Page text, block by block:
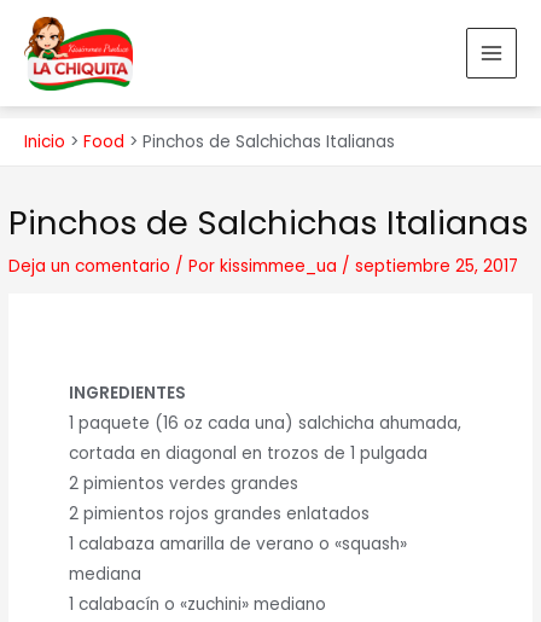
contenido
Inicio Food Pinchos de Salchichas Italianas
Pinchos de Salchichas Italianas
Deja un comentario / Porkissimmee_ua /septiembre 25, 2017
INGREDIENTES
1 paquete (16 oz cada una) salchicha ahumada,
cortada en diagonal en trozos de 1 pulgada
2 pimientos verdes grandes
2 pimientos rojos grandes enlatados
1 calabaza amarilla de verano o «squash»
mediana
1 calabacín o «zuchini» mediano
de
entradas